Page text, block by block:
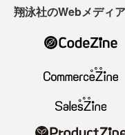
翔泳社のWebメディア